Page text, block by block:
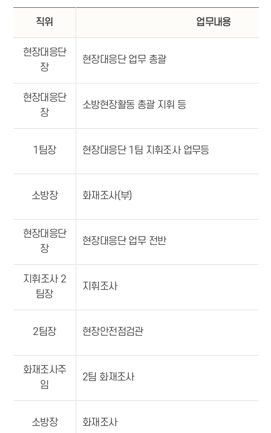
직위 업무내용
현장대응단
장
현장대응단 업무 총괄
현장대응단
장
소방현장활동 총괄 지휘 등
1팀장 현장대응단 1팀 지휘조사 업무등
소방장 화재조사(부)
현장대응단
장
현장대응단 업무 전반
지휘조사 2
팀장
지휘조사
2팀장 현장안전점검관
화재조사주
임
2팀 화재조사
소방장 화재조사